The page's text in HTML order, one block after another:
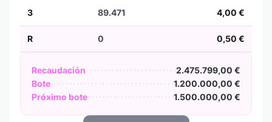
3 89.471 4,00 €
R 0 0,50 €
Recaudación
2.475.799,00 €
Bote
1.200.000,00 €
Próximo bote
1.500.000,00 €